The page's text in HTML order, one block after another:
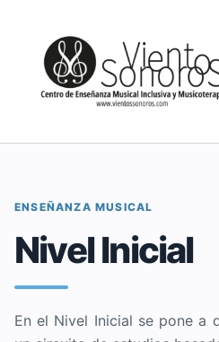
contenido
ENSEÑANZA MUSICAL
Nivel Inicial
En el Nivel Inicial se pone a